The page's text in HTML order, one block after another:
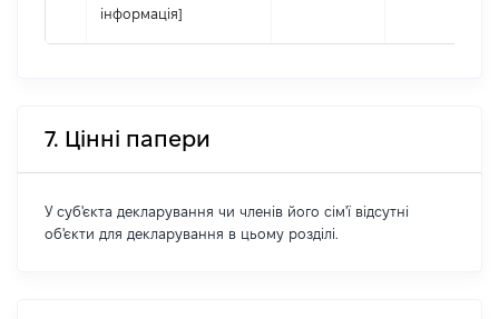
інформація]
7. Цінні папери
У суб'єкта декларування чи членів його сім'ї відсутні
об'єкти для декларування в цьому розділі.